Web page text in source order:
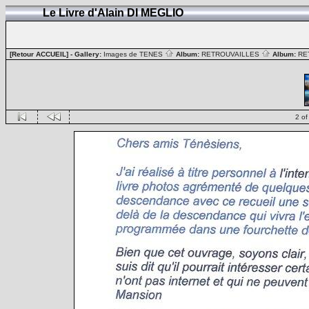
Le Livre d'Alain DI MEGLIO
[Retour ACCUEIL] - Gallery: Images de TENES Album: RETROUVAILLES Album:
2 of